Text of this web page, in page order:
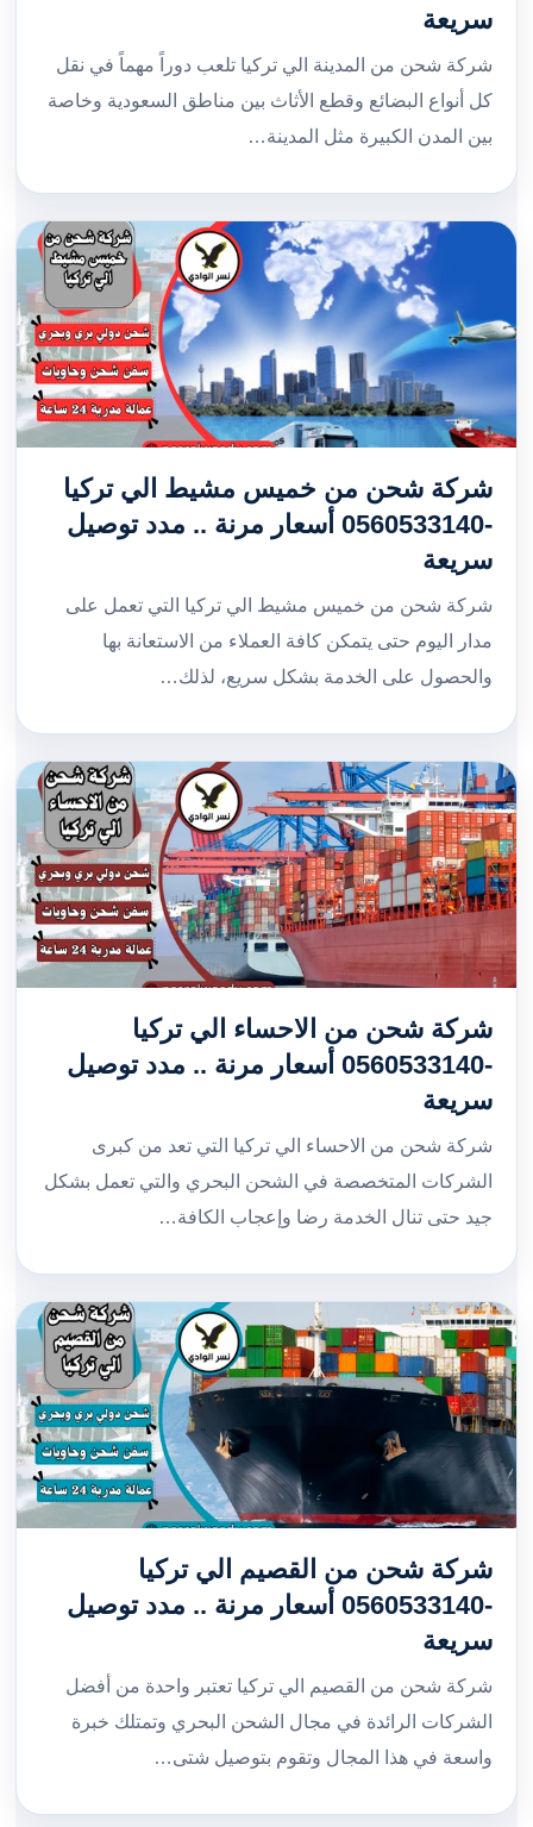
سريعة
شركة شحن من المدينة الي تركيا تلعب دوراً مهماً في نقل
كل أنواع البضائع وقطع الأثاث بين مناطق السعودية وخاصة
بين المدن الكبيرة مثل المدينة…
شركة شحن من خميس مشيط الي تركيا
-0560533140 أسعار مرنة .. مدد توصيل
سريعة
شركة شحن من خميس مشيط الي تركيا التي تعمل على
مدار اليوم حتى يتمكن كافة العملاء من الاستعانة بها
والحصول على الخدمة بشكل سريع، لذلك…
شركة شحن من الاحساء الي تركيا
-0560533140 أسعار مرنة .. مدد توصيل
سريعة
شركة شحن من الاحساء الي تركيا التي تعد من كبرى
الشركات المتخصصة في الشحن البحري والتي تعمل بشكل
جيد حتى تنال الخدمة رضا وإعجاب الكافة…
شركة شحن من القصيم الي تركيا
-0560533140 أسعار مرنة .. مدد توصيل
سريعة
شركة شحن من القصيم الي تركيا تعتبر واحدة من أفضل
الشركات الرائدة في مجال الشحن البحري وتمتلك خبرة
واسعة في هذا المجال وتقوم بتوصيل شتى…